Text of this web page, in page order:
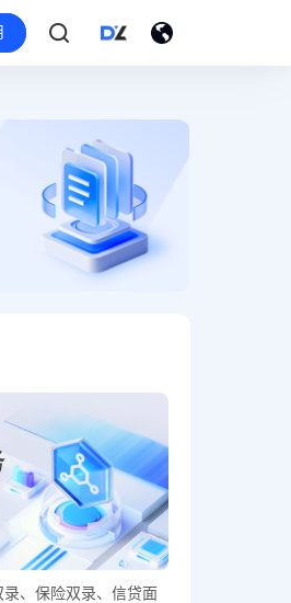
、保险双录、信贷面